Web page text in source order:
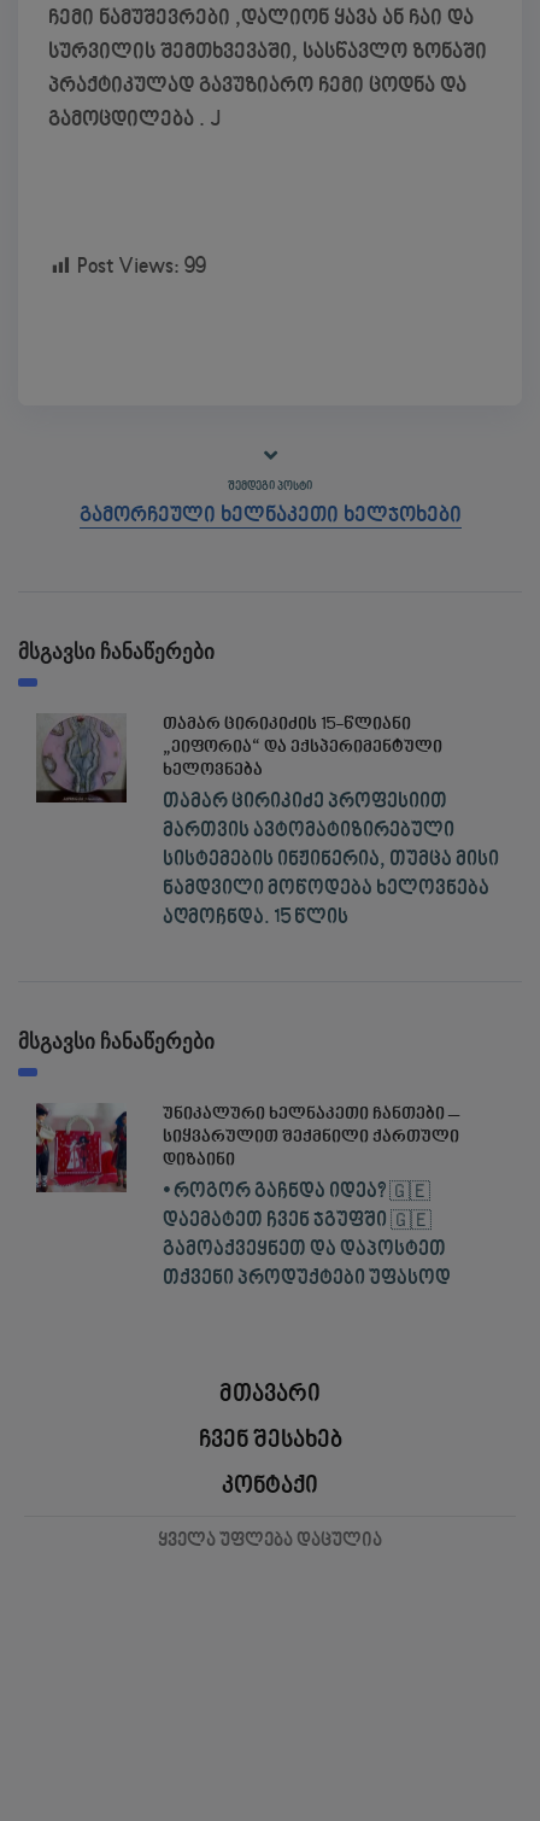
ჩემი ნამუშევრები ,დალიონ ყავა ან ჩაი და
სურვილის შემთხვევაში, სასწავლო ზონაში
პრაქტიკულად გავუზიარო ჩემი ცოდნა და
გამოცდილება . J
Post Views: 99
ᲨᲔᲛᲓᲔᲒᲘ ᲞᲝᲡᲢᲘ
გამორჩეული ხელნაკეთი ხელჯოხები
მსგავსი ჩანაწერები
თამარ ცირიკიძის 15-წლიანი
„ეიფორია“ და ექსპერიმენტული
ხელოვნება
თამარ ცირიკიძე პროფესიით
მართვის ავტომატიზირებული
სისტემების ინჟინერია, თუმცა მისი
ნამდვილი მოწოდება ხელოვნება
აღმოჩნდა. 15 წლის
მსგავსი ჩანაწერები
უნიკალური ხელნაკეთი ჩანთები –
სიყვარულით შექმნილი ქართული
დიზაინი
• როგორ გაჩნდა იდეა? 🇬🇪
დაემატეთ ჩვენ ჯგუფში 🇬🇪
გამოაქვეყნეთ და დაპოსტეთ
თქვენი პროდუქტები უფასოდ
მთავარი
ჩვენ შესახებ
კონტაქი
ყველა უფლება დაცულია